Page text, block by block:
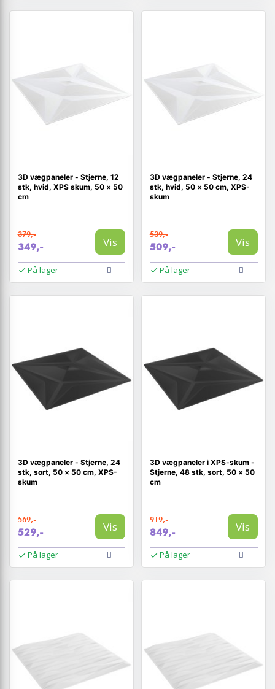
3D vægpaneler - Stjerne, 12
stk, hvid, XPS skum, 50 × 50
cm
379,-
349,- Vis
På lager
3D vægpaneler - Stjerne, 24
stk, hvid, 50 × 50 cm, XPS-
skum
539,-
509,- Vis
På lager
3D vægpaneler - Stjerne, 24
stk, sort, 50 × 50 cm, XPS-
skum
569,-
529,- Vis
På lager
3D vægpaneler i XPS-skum -
Stjerne, 48 stk, sort, 50 × 50
cm
919,-
849,- Vis
På lager